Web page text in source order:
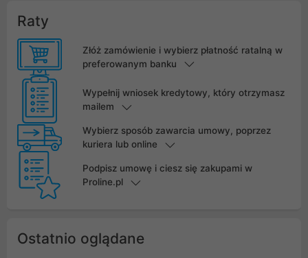
Raty
Złóż zamówienie i wybierz płatność ratalną w
preferowanym banku
Wypełnij wniosek kredytowy, który otrzymasz
mailem
Wybierz sposób zawarcia umowy, poprzez
kuriera lub online
Podpisz umowę i ciesz się zakupami w
Proline.pl
Ostatnio oglądane